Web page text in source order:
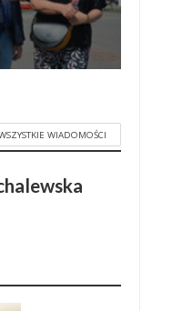
WIADOMOŚCI